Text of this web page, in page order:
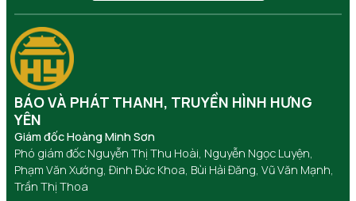
BÁO VÀ PHÁT THANH, TRUYỀN HÌNH HƯNG
YÊN
Giám đốc Hoàng Minh Sơn
Phó giám đốc Nguyễn Thị Thu Hoài, Nguyễn Ngọc Luyện,
Phạm Văn Xướng, Đinh Đức Khoa, Bùi Hải Đăng, Vũ Văn Mạnh,
Trần Thị Thoa